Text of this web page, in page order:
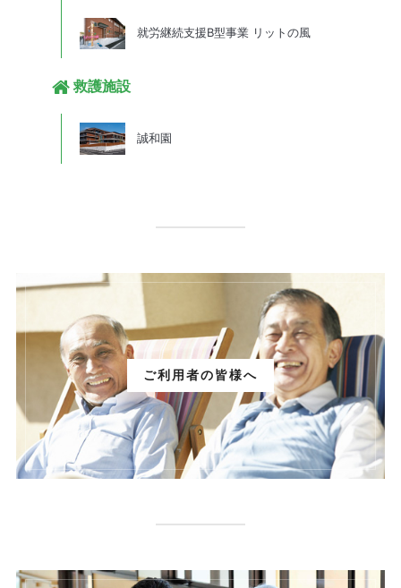
就労継続支援B型事業 リットの風
救護施設
誠和園
ご利用者の皆様へ